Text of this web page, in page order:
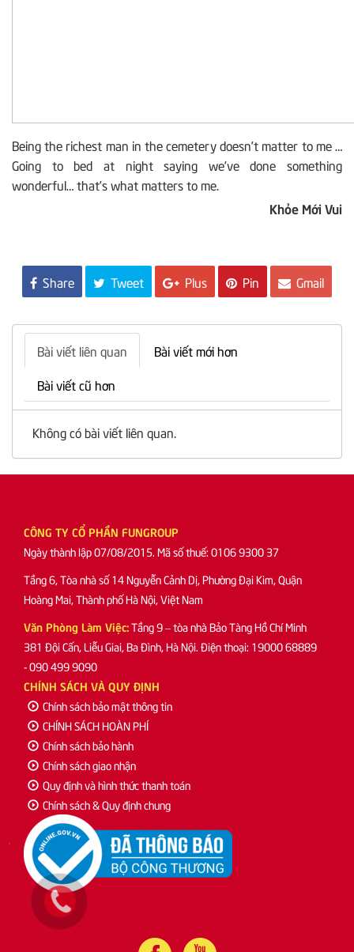
Being the richest man in the cemetery doesn’t matter to me …
Going to bed at night saying we’ve done something
wonderful… that’s what matters to me.
Khỏe Mới Vui
Share Tweet Plus Pin Gmail
Bài viết liên quan
Bài viết mới hơn
Bài viết cũ hơn
Không có bài viết liên quan.
CÔNG TY CỔ PHẦN FUNGROUP
Ngày thành lập 07/08/2015. Mã số thuế: 0106 9300 37
Tầng 6, Tòa nhà số 14 Nguyễn Cảnh Dị, Phường Đại Kim, Quận
Hoàng Mai, Thành phố Hà Nội, Việt Nam
Văn Phòng Làm Việc:Tầng 9 – tòa nhà Bảo Tàng Hồ Chí Minh
381 Đội Cấn, Liễu Giai, Ba Đình, Hà Nội. Điện thoại: 19000 68889
- 090 499 9090
CHÍNH SÁCH VÀ QUY ĐỊNH
Chính sách bảo mật thông tin
CHÍNH SÁCH HOÀN PHÍ
Chính sách bảo hành
Chính sách giao nhận
Quy định và hình thức thanh toán
Chính sách & Quy định chung